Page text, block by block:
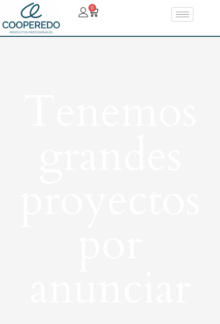
0